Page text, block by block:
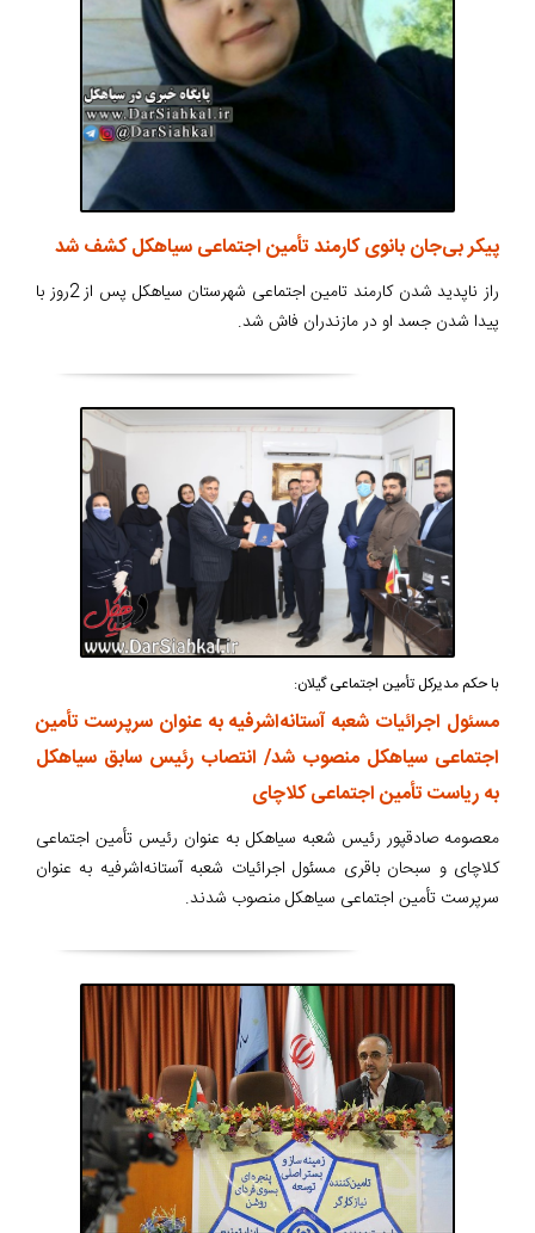
پیکر بی‌جان بانوی کارمند تأمین اجتماعی سیاهکل کشف شد
راز ناپدید شدن کارمند تامین‌ اجتماعی شهرستان سیاهکل پس از 2روز با
پیدا شدن جسد او در مازندران فاش شد.
با حکم مدیرکل تأمین اجتماعی گیلان:
مسئول اجرائیات شعبه آستانه‌اشرفیه به عنوان سرپرست تأمین
اجتماعی سیاهکل منصوب شد/ انتصاب رئیس سابق سیاهکل
به ریاست تأمین اجتماعی کلاچای
معصومه صادقپور رئیس شعبه سیاهکل به عنوان رئیس تأمین اجتماعی
کلاچای و سبحان باقری مسئول اجرائیات شعبه آستانه‌اشرفیه به عنوان
سرپرست تأمین اجتماعی سیاهکل منصوب شدند.